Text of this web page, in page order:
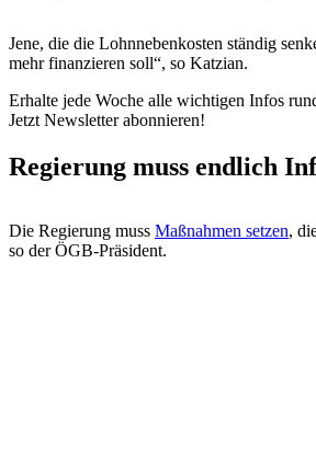
Jene, die die Lohnnebenkosten ständig
mehr finanzieren soll“, so Katzian.
Erhalte jede Woche alle wichtigen Infos
Jetzt Newsletter abonnieren!
Regierung muss endlich
Die Regierung muss Maßnahmen setzen,
so der ÖGB-Präsident.